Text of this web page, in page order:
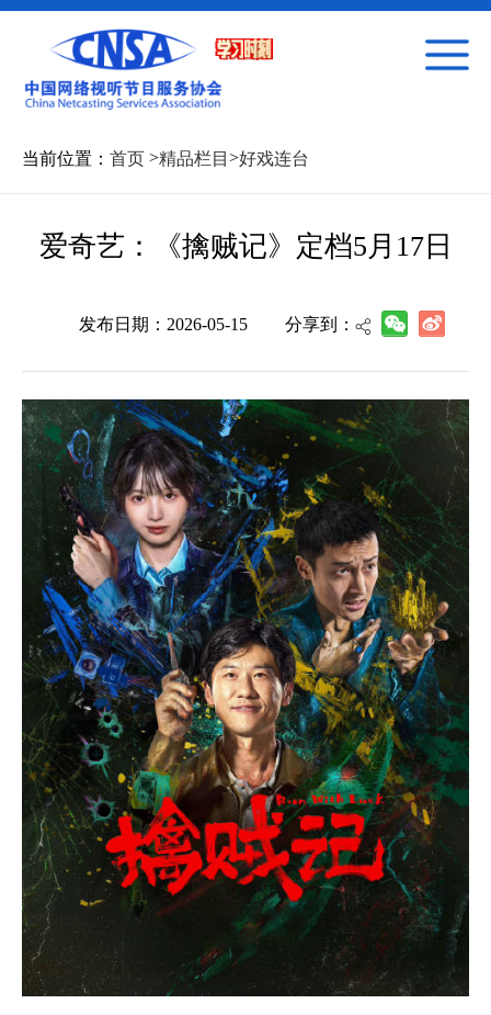
当前位置： 首页 >精品栏目 >好戏连台
爱奇艺：《擒贼记》定档5月17日
发布日期：2026-05-15 分享到：